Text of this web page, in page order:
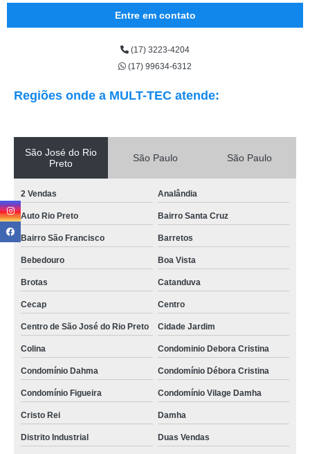
Entre em contato
(17) 3223-4204
(17) 99634-6312
Regiões onde a MULT-TEC atende:
São José do Rio
Preto
São Paulo São Paulo
2 Vendas Analândia
Auto Rio Preto Bairro Santa Cruz
Bairro São Francisco Barretos
Bebedouro Boa Vista
Brotas Catanduva
Cecap Centro
Centro de São José do Rio Preto Cidade Jardim
Colina Condominio Debora Cristina
Condomínio Dahma Condomínio Débora Cristina
Condomínio Figueira Condomínio Vilage Damha
Cristo Rei Damha
Distrito Industrial Duas Vendas